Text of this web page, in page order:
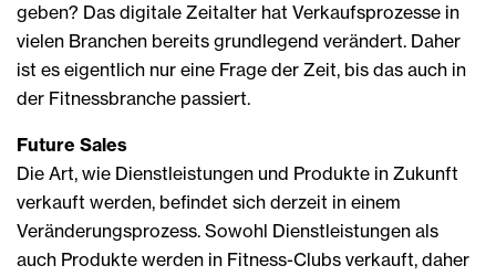
geben? Das digitale Zeitalter hat Verkaufsprozesse in
vielen Branchen bereits grundlegend verändert. Daher
ist es eigentlich nur eine Frage der Zeit, bis das auch in
der Fitnessbranche passiert.
Future Sales
Die Art, wie Dienstleistungen und Produkte in Zukunft
verkauft werden, befindet sich derzeit in einem
Veränderungsprozess. Sowohl Dienstleistungen als
auch Produkte werden in Fitness-Clubs verkauft, daher